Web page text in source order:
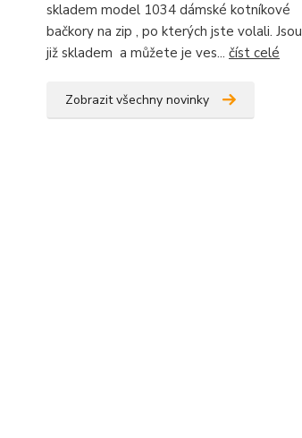
skladem model 1034 dámské kotníkové
bačkory na zip , po kterých jste volali. Jsou
již skladem a můžete je ves... číst celé
Zobrazit všechny novinky